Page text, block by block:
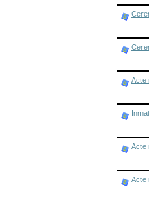
Acte
Acte
Acte